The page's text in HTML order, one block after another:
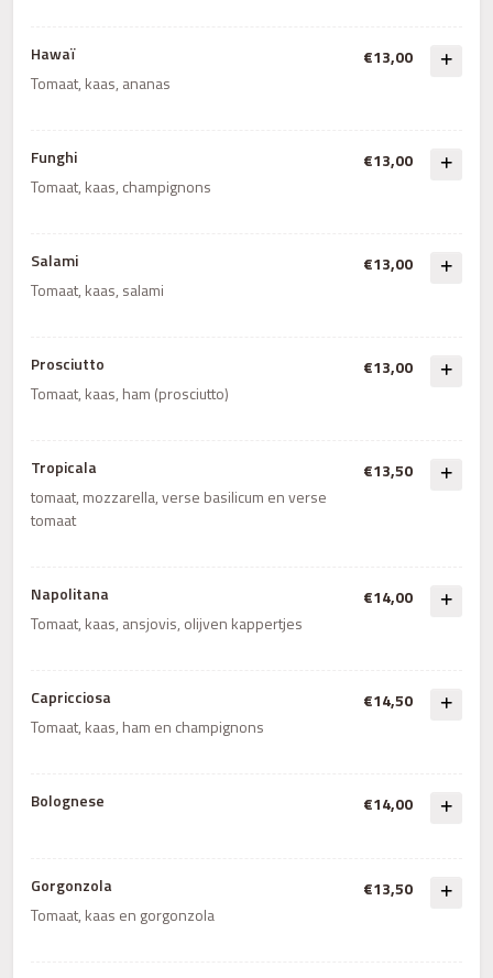
Hawaï
Tomaat, kaas, ananas
€13,00
Funghi
Tomaat, kaas, champignons
€13,00
Salami
Tomaat, kaas, salami
€13,00
Prosciutto
Tomaat, kaas, ham (prosciutto)
€13,00
Tropicala
tomaat, mozzarella, verse basilicum en verse
tomaat
€13,50
Napolitana
Tomaat, kaas, ansjovis, olijven kappertjes
€14,00
Capricciosa
Tomaat, kaas, ham en champignons
€14,50
Bolognese €14,00
Gorgonzola
Tomaat, kaas en gorgonzola
€13,50